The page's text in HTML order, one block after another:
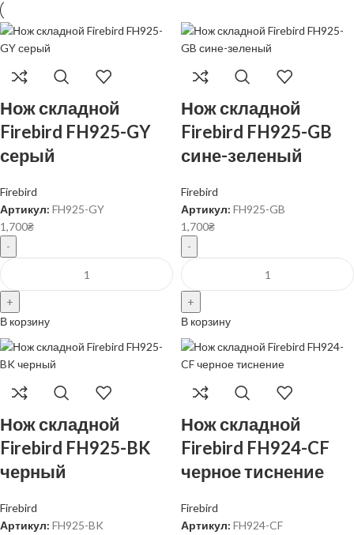
Нож складной
Firebird FH925-GY
серый
Firebird
Артикул: FH925-GY
1,700₴
В корзину
Нож складной
Firebird FH925-GB
сине-зеленый
Firebird
Артикул: FH925-GB
1,700₴
В корзину
Нож складной
Firebird FH925-BK
черный
Firebird
Артикул: FH925-BK
Нож складной
Firebird FH924-CF
черное тиснение
Firebird
Артикул: FH924-CF